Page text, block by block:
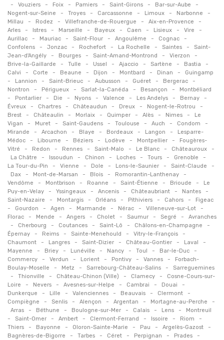
- Vouziers - Foix - Pamiers - Saint-Girons - Bar-sur-Aube -
Nogent-sur-Seine - Troyes - Carcassonne - Limoux - Narbonne -
Millau - Rodez - Villefranche-de-Rouergue - Aix-en-Provence -
Arles - Istres - Marseille - Bayeux - Caen - Lisieux - Vire -
Aurillac - Mauriac - Saint-Flour - Angoulême - Cognac -
Confolens - Jonzac - Rochefort - La Rochelle - Saintes -
Saint-
Jean-d'Angély
- Bourges - Saint-Amand-Montrond - Vierzon -
Brive-la-Gaillarde - Tulle - Ussel - Ajaccio - Sartène - Bastia -
Calvi - Corte - Beaune - Dijon - Montbard - Dinan - Guingamp
- Lannion - Saint-Brieuc - Aubusson - Guéret - Bergerac -
Nontron - Périgueux - Sarlat-la-Canéda - Besançon - Montbéliard
- Pontarlier - Die - Nyons - Valence - Les Andelys - Bernay -
Évreux - Chartres - Châteaudun - Dreux - Nogent-le-Rotrou -
Brest - Châteaulin - Morlaix - Quimper - Alès - Nimes -
Le
Vigan
- Muret - Saint-Gaudens - Toulouse - Auch - Condom -
Mirande - Arcachon - Blaye - Bordeaux - Langon -
Lesparre-
Médoc
- Libourne - Béziers - Lodève - Montpellier -
Fougères-
Vitré
- Redon - Rennes - Saint-Malo - Le Blanc - Châteauroux -
La Châtre - Issoudun - Chinon - Loches - Tours - Grenoble -
La Tour-du-Pin - Vienne - Dole - Lons-le-Saunier - Saint-Claude -
Dax - Mont-de-Marsan - Blois - Romorantin-Lanthenay -
Vendôme - Montbrison - Roanne - Saint-Étienne - Brioude -
Le
Puy-en-Velay
- Yssingeaux - Ancenis - Châteaubriant - Nantes -
Saint-Nazaire - Montargis - Orléans - Pithiviers - Cahors - Figeac
- Gourdon - Agen - Marmande - Nérac - Villeneuve-sur-Lot -
Florac - Mende - Angers - Cholet - Saumur - Segré - Avranches
- Cherbourg - Coutances - Saint-Lô - Châlons-en-Champagne -
Épernay - Reims - Sainte-Menehould - Vitry-le-François -
Chaumont - Langres - Saint-Dizier - Château-Gontier - Laval -
Mayenne - Briey - Lunéville - Nancy - Toul - Bar-le-Duc -
Commercy - Verdun - Lorient - Pontivy - Vannes -
Forbach-
Boulay-Moselle
- Metz - Sarrebourg-Château-Salins - Sarreguemines
- Thionville - Château-Chinon (Ville) - Clamecy -
Cosne-Cours-sur-
Loire
- Nevers - Avesnes-sur-Helpe - Cambrai - Douai -
Dunkerque - Lille - Valenciennes - Beauvais - Clermont -
Compiègne - Senlis - Alençon - Argentan - Mortagne-au-Perche -
Arras - Béthune - Boulogne-sur-Mer - Calais - Lens - Montreuil
- Saint-Omer - Ambert - Clermont-Ferrand - Issoire - Riom -
Thiers - Bayonne - Oloron-Sainte-Marie - Pau - Argelès-Gazost -
Bagnères-de-Bigorre - Tarbes - Céret - Perpignan - Prades -